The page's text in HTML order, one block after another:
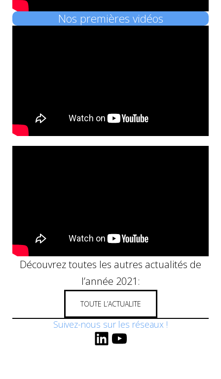
Nos premières vidéos
Découvrez toutes les autres actualités de
l’année 2021:
TOUTE L’ACTUALITE
Suivez-nous sur les réseaux !
LinkedIn
YouTube